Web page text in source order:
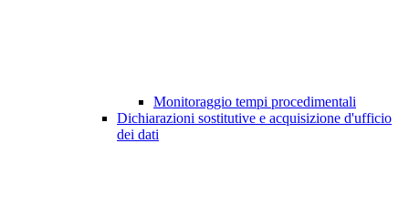
Monitoraggio tempi procedimentali
Dichiarazioni sostitutive e acquisizione d'ufficio
dei dati